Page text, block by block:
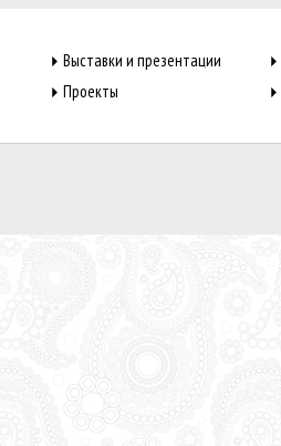
Выставки и презентации
Проекты